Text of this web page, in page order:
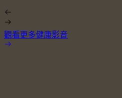
觀看更多健康影音